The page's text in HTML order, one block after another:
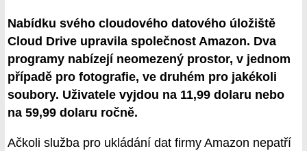
Nabídku svého cloudového datového úložiště
Cloud Drive upravila společnost Amazon. Dva
programy nabízejí neomezený prostor, v jednom
případě pro fotografie, ve druhém pro jakékoli
soubory. Uživatele vyjdou na 11,99 dolaru nebo
na 59,99 dolaru ročně.
Ačkoli služba pro ukládání dat firmy Amazon nepatří